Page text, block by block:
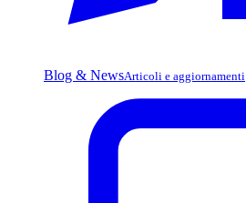
Blog & NewsArticoli e aggiornamenti